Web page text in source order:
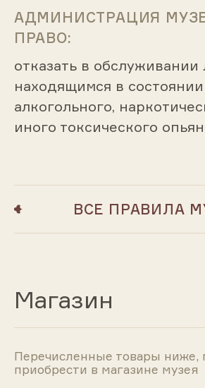
АДМИНИСТРАЦИЯ
ПРАВО:
отказать в обслуживании
находящимся в состоянии
алкогольного,
иного токсического
ВСЕ ПРАВИЛА
Магазин
Перечисленные товары ниже,
приобрести в магазине музея